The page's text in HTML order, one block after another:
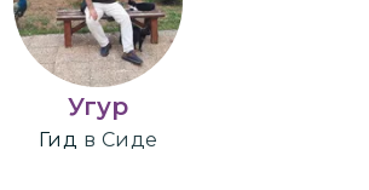
Угур
Гид в Сиде